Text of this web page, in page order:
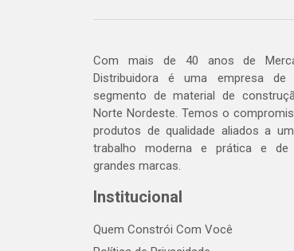
Com mais de 40 anos de
Distribuidora é uma empresa de
segmento de material de
Norte Nordeste. Temos o
produtos de qualidade aliados a
trabalho moderna e prática e de
grandes marcas.
Institucional
Quem Constrói Com Você